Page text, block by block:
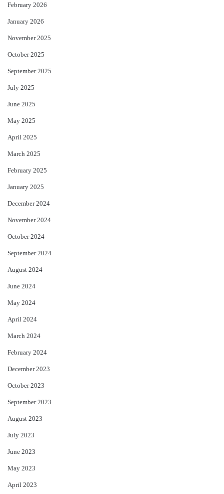
February 2026
January 2026
November 2025
October 2025
September 2025
July 2025
June 2025
May 2025
April 2025
March 2025
February 2025
January 2025
December 2024
November 2024
October 2024
September 2024
August 2024
June 2024
May 2024
April 2024
March 2024
February 2024
December 2023
October 2023
September 2023
August 2023
July 2023
June 2023
May 2023
April 2023